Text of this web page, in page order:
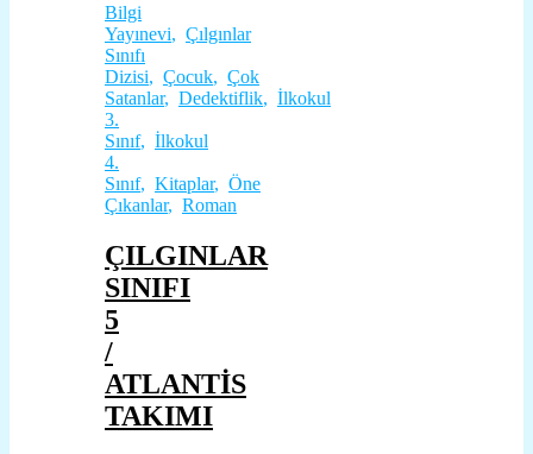
Bilgi
Yayınevi, Çılgınlar
Sınıfı
Dizisi, Çocuk, Çok
Satanlar, Dedektiflik, İlkokul
3.
Sınıf, İlkokul
4.
Sınıf, Kitaplar, Öne
Çıkanlar, Roman
ÇILGINLAR
SINIFI
5
/
ATLANTİS
TAKIMI